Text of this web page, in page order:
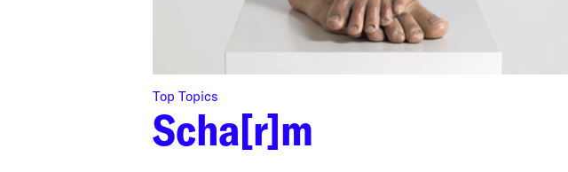
Top Topics
Scha[r]m